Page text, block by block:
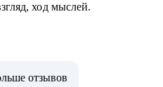
ход мыслей.
отзывов